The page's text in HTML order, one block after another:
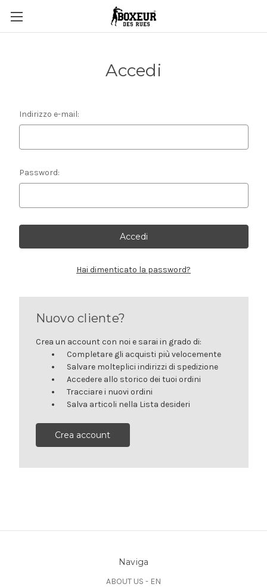
Accedi
Indirizzo e-mail:
Password:
Hai dimenticato la password?
Nuovo cliente?
Crea un account con noi e sarai in grado di:
Completare gli acquisti più velocemente
Salvare molteplici indirizzi di spedizione
Accedere allo storico dei tuoi ordini
Tracciare i nuovi ordini
Salva articoli nella Lista desideri
Crea account
Naviga
ABOUT US - EN